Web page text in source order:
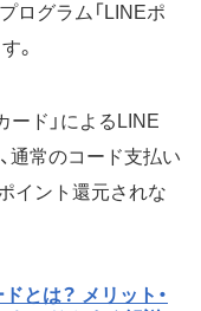
ログラム「LINEポ
。
ード」によるLINE
通常のコード支払い
イント還元されな
とは？ メリット・